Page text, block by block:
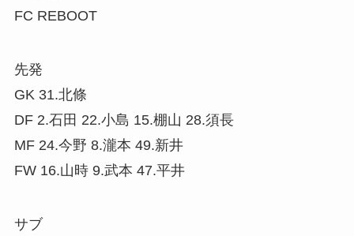
FC REBOOT
先発
GK 31.北條
DF 2.石田 22.小島 15.棚山 28.須長
MF 24.今野 8.瀧本 49.新井
FW 16.山時 9.武本 47.平井
サブ